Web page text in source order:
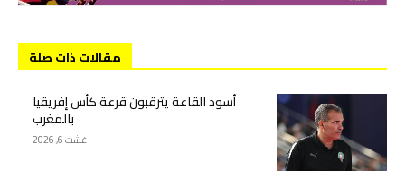
مقالات ذات صلة
أسود القاعة يترقبون قرعة كأس إفريقيا
بالمغرب
غشت 6, 2026